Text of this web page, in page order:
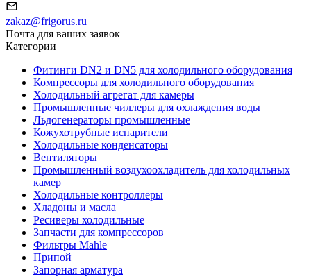
zakaz@frigorus.ru
Почта для ваших заявок
Категории
Фитинги DN2 и DN5 для холодильного оборудования
Компрессоры для холодильного оборудования
Холодильный агрегат для камеры
Промышленные чиллеры для охлаждения воды
Льдогенераторы промышленные
Кожухотрубные испарители
Холодильные конденсаторы
Вентиляторы
Промышленный воздухоохладитель для холодильных
камер
Холодильные контроллеры
Хладоны и масла
Ресиверы холодильные
Запчасти для компрессоров
Фильтры Mahle
Припой
Запорная арматура